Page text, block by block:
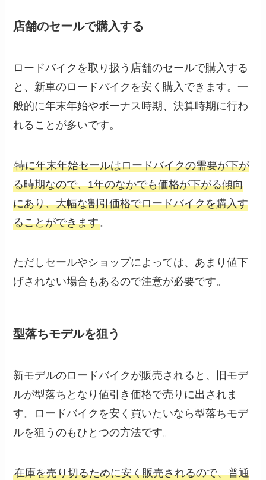
店舗のセールで購入する
ロードバイクを取り扱う店舗のセールで購入する
と、新車のロードバイクを安く購入できます。一
般的に年末年始やボーナス時期、決算時期に行わ
れることが多いです。
特に年末年始セールはロードバイクの需要が下が
る時期なので、1年のなかでも価格が下がる傾向
にあり、大幅な割引価格でロードバイクを購入す
ることができます。
ただしセールやショップによっては、あまり値下
げされない場合もあるので注意が必要です。
型落ちモデルを狙う
新モデルのロードバイクが販売されると、旧モデ
ルが型落ちとなり値引き価格で売りに出されま
す。ロードバイクを安く買いたいなら型落ちモデ
ルを狙うのもひとつの方法です。
在庫を売り切るために安く販売されるので、普通